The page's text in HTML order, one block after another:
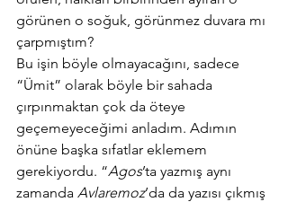
görünen o soğuk, görünmez duvara mı
çarpmıştım?
Bu işin böyle olmayacağını, sadece
“Ümit” olarak böyle bir sahada
çırpınmaktan çok da öteye
geçemeyeceğimi anladım. Adımın
önüne başka sıfatlar eklemem
gerekiyordu. “Agos’ta yazmış aynı
zamanda Avlaremoz’da da yazısı çıkmış